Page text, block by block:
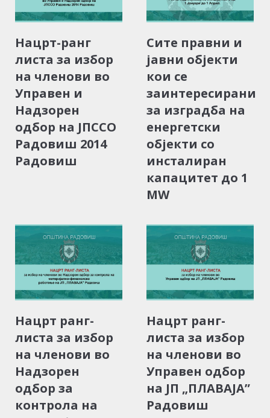
Нацрт-ранг
листа за избор
на членови во
Управен и
Надзорен
одбор на ЈПССО
Радовиш 2014
Радовиш
Сите правни и
јавни објекти
кои се
заинтересирани
за изградба на
енергетски
објекти со
инсталиран
капацитет до 1
MW
Нацрт ранг-
листа за избор
на членови во
Надзорен
одбор за
контрола на
Нацрт ранг-
листа за избор
на членови во
Управен одбор
на ЈП „ПЛАВАЈА”
Радовиш